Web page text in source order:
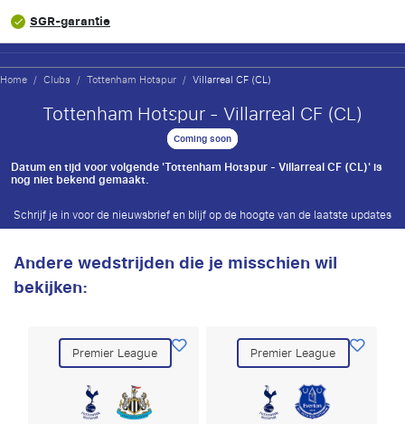
SGR-garantie
Home / Clubs / Tottenham Hotspur / Villarreal CF (CL)
Tottenham Hotspur - Villarreal CF (CL)
Coming soon
Datum en tijd voor volgende 'Tottenham Hotspur - Villarreal CF (CL)' is
nog niet bekend gemaakt.
Schrijf je in voor de nieuwsbrief en blijf op de hoogte van de laatste updates
Andere wedstrijden die je misschien wil
bekijken:
Premier League Premier League